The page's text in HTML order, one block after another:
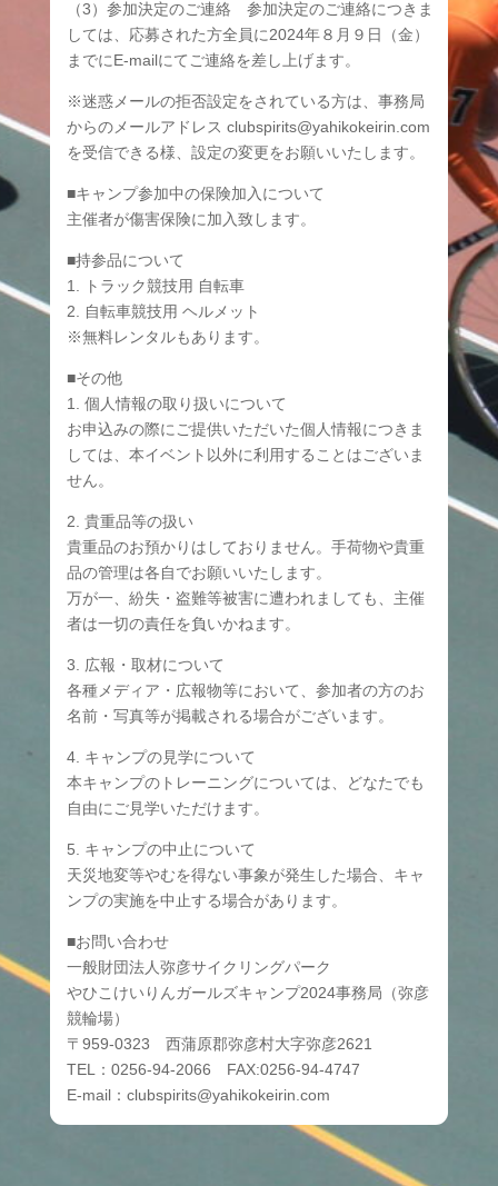
（3）参加決定のご連絡 参加決定のご連絡につきま
しては、応募された方全員に2024年８月９日（金）
までにE-mailにてご連絡を差し上げます。
※迷惑メールの拒否設定をされている方は、事務局
からのメールアドレス clubspirits@yahikokeirin.com
を受信できる様、設定の変更をお願いいたします。
■キャンプ参加中の保険加入について
主催者が傷害保険に加入致します。
■持参品について
1. トラック競技用 自転車
2. 自転車競技用 ヘルメット
※無料レンタルもあります。
■その他
1. 個人情報の取り扱いについて
お申込みの際にご提供いただいた個人情報につきま
しては、本イベント以外に利用することはございま
せん。
2. 貴重品等の扱い
貴重品のお預かりはしておりません。手荷物や貴重
品の管理は各自でお願いいたします。
万が一、紛失・盗難等被害に遭われましても、主催
者は一切の責任を負いかねます。
3. 広報・取材について
各種メディア・広報物等において、参加者の方のお
名前・写真等が掲載される場合がございます。
4. キャンプの見学について
本キャンプのトレーニングについては、どなたでも
自由にご見学いただけます。
5. キャンプの中止について
天災地変等やむを得ない事象が発生した場合、キャ
ンプの実施を中止する場合があります。
■お問い合わせ
一般財団法人弥彦サイクリングパーク
やひこけいりんガールズキャンプ2024事務局（弥彦
競輪場）
〒959-0323 西蒲原郡弥彦村大字弥彦2621
TEL：0256-94-2066 FAX:0256-94-4747
E-mail：clubspirits@yahikokeirin.com